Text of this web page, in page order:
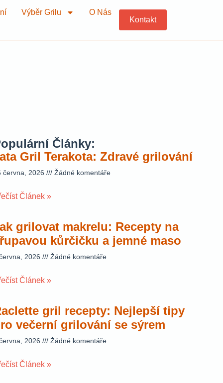
Výběr Grilu
O Nás
Kontakt
Články:
Gril Terakota: Zdravé grilování
června, 2026 Žádné komentáře
Článek »
grilovat makrelu: Recepty na
kůrčičku a jemné maso
2026 Žádné komentáře
Článek »
gril recepty: Nejlepší tipy
večerní grilování se sýrem
2026 Žádné komentáře
Článek »